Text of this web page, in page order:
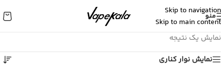
Skip to navigation
Skip to main content
منو
نمایش یک نتیجه
نمایش نوار کناری